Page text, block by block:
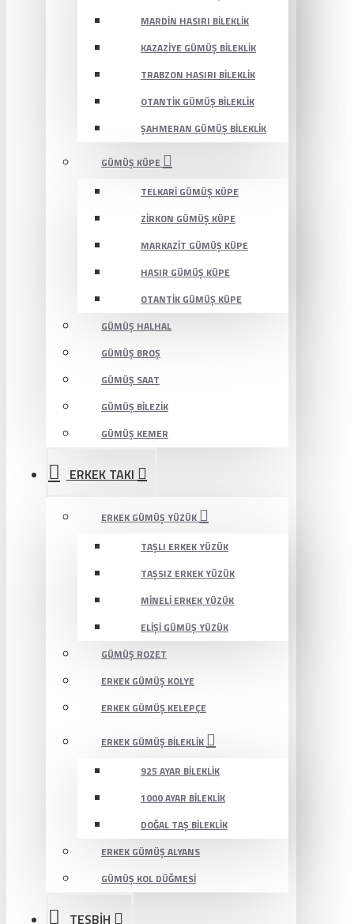
MARDIN HASIRI BILEKLIK
KAZAZIYE GÜMÜŞ BILEKLIK
TRABZON HASIRI BILEKLIK
OTANTIK GÜMÜŞ BILEKLIK
ŞAHMERAN GÜMÜŞ BILEKLIK
GÜMÜŞ KÜPE
TELKARI GÜMÜŞ KÜPE
ZIRKON GÜMÜŞ KÜPE
MARKAZIT GÜMÜŞ KÜPE
HASIR GÜMÜŞ KÜPE
OTANTIK GÜMÜŞ KÜPE
GÜMÜŞ HALHAL
GÜMÜŞ BROŞ
GÜMÜŞ SAAT
GÜMÜŞ BILEZIK
GÜMÜŞ KEMER
ERKEK TAKI
ERKEK GÜMÜŞ YÜZÜK
TAŞLI ERKEK YÜZÜK
TAŞSIZ ERKEK YÜZÜK
MINELI ERKEK YÜZÜK
ELIŞI GÜMÜŞ YÜZÜK
GÜMÜŞ ROZET
ERKEK GÜMÜŞ KOLYE
ERKEK GÜMÜŞ KELEPÇE
ERKEK GÜMÜŞ BILEKLIK
925 AYAR BILEKLIK
1000 AYAR BILEKLIK
DOĞAL TAŞ BILEKLIK
ERKEK GÜMÜŞ ALYANS
GÜMÜŞ KOL DÜĞMESI
TESBİH